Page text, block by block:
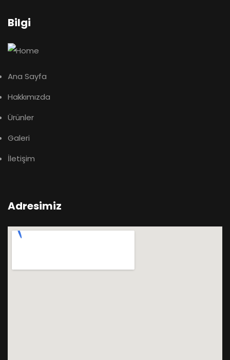
Bilgi
Ana Sayfa
Hakkımızda
Ürünler
Galeri
İletişim
Adresimiz